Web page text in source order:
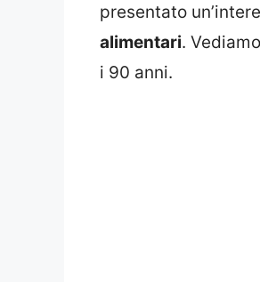
presentato
alimentari.
i 90 anni.